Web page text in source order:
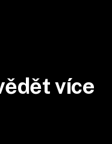
více